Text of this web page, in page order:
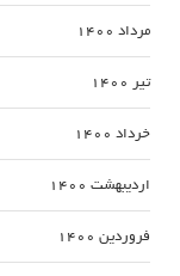
مرداد 1400
تیر 1400
خرداد 1400
اردیبهشت 1400
فروردین 1400